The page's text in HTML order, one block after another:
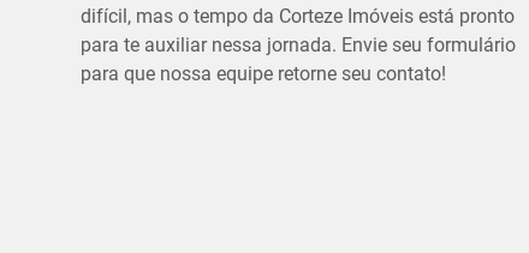
difícil, mas o tempo da Corteze Imóveis está pronto
para te auxiliar nessa jornada. Envie seu formulário
para que nossa equipe retorne seu contato!